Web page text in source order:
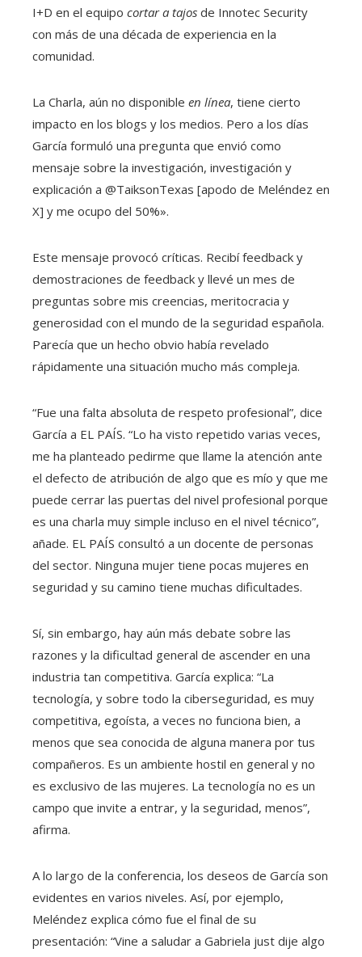
I+D en el equipo cortar a tajos de Innotec Security
con más de una década de experiencia en la
comunidad.
La Charla, aún no disponible en línea, tiene cierto
impacto en los blogs y los medios. Pero a los días
García formuló una pregunta que envió como
mensaje sobre la investigación, investigación y
explicación a @TaiksonTexas [apodo de Meléndez en
X] y me ocupo del 50%».
Este mensaje provocó críticas. Recibí feedback y
demostraciones de feedback y llevé un mes de
preguntas sobre mis creencias, meritocracia y
generosidad con el mundo de la seguridad española.
Parecía que un hecho obvio había revelado
rápidamente una situación mucho más compleja.
“Fue una falta absoluta de respeto profesional”, dice
García a EL PAÍS. “Lo ha visto repetido varias veces,
me ha planteado pedirme que llame la atención ante
el defecto de atribución de algo que es mío y que me
puede cerrar las puertas del nivel profesional porque
es una charla muy simple incluso en el nivel técnico”,
añade. EL PAÍS consultó a un docente de personas
del sector. Ninguna mujer tiene pocas mujeres en
seguridad y su camino tiene muchas dificultades.
Sí, sin embargo, hay aún más debate sobre las
razones y la dificultad general de ascender en una
industria tan competitiva. García explica: “La
tecnología, y sobre todo la ciberseguridad, es muy
competitiva, egoísta, a veces no funciona bien, a
menos que sea conocida de alguna manera por tus
compañeros. Es un ambiente hostil en general y no
es exclusivo de las mujeres. La tecnología no es un
campo que invite a entrar, y la seguridad, menos”,
afirma.
A lo largo de la conferencia, los deseos de García son
evidentes en varios niveles. Así, por ejemplo,
Meléndez explica cómo fue el final de su
presentación: “Vine a saludar a Gabriela just dije algo